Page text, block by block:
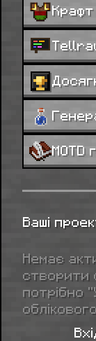
Крафт
MOTD
Ваші
Немає
створити
потрібно